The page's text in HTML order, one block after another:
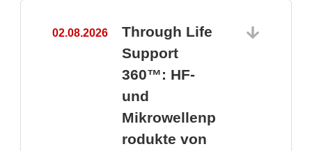
02.08.2026
Through Life
Support
360™: HF-
und
Mikrowellenp
rodukte von